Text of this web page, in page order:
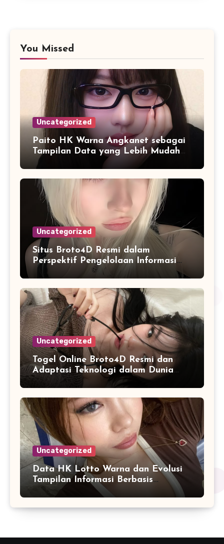
You Missed
Uncategorized
Paito HK Warna Angkanet sebagai
Tampilan Data yang Lebih Mudah
Dipahami dan Dianalisis
Uncategorized
Situs Broto4D Resmi dalam
Perspektif Pengelolaan Informasi
dan Penyajian Data Harian
Uncategorized
Togel Online Broto4D Resmi dan
Adaptasi Teknologi dalam Dunia
Permainan
Uncategorized
Data HK Lotto Warna dan Evolusi
Tampilan Informasi Berbasis
Visualisasi Digital